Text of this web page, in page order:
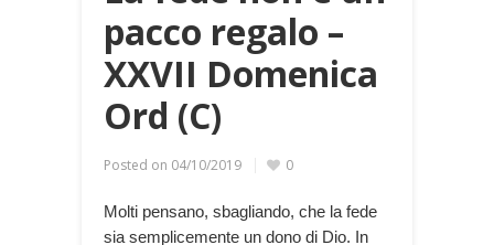
pacco regalo –
XXVII Domenica
Ord (C)
Posted on 04/10/2019 0
Molti pensano, sbagliando, che la fede
sia semplicemente un dono di Dio. In